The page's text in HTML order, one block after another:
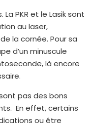
PKR et le Lasik sont
au laser,
la cornée. Pour sa
d’un minuscule
là encore
pas des bons
En effet, certains
ou être